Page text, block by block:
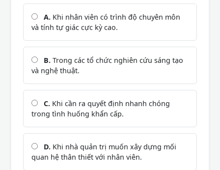
A. Khi nhân viên có trình độ chuyên môn
và tính tự giác cực kỳ cao.
B. Trong các tổ chức nghiên cứu sáng tạo
và nghệ thuật.
C. Khi cần ra quyết định nhanh chóng
trong tình huống khẩn cấp.
D. Khi nhà quản trị muốn xây dựng mối
quan hệ thân thiết với nhân viên.